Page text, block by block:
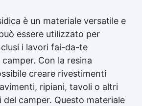
è un materiale versatile e
essere utilizzato per
i lavori fai-da-te
camper. Con la resina
creare rivestimenti
ripiani, tavoli o altri
del camper. Questo materiale